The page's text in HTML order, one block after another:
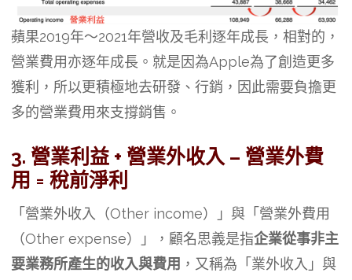
蘋果2019年～2021年營收及毛利逐年成長，相對的，
營業費用亦逐年成長。就是因為Apple為了創造更多
獲利，所以更積極地去研發、行銷，因此需要負擔更
多的營業費用來支撐銷售。
3. 營業利益 + 營業外收入 – 營業外費
用 = 稅前淨利
「營業外收入（Other income）」與「營業外費用
（Other expense）」，顧名思義是指企業從事非主
要業務所產生的收入與費用 ，又稱為「業外收入」與